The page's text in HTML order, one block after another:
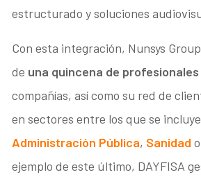
estructurado y soluciones
Con esta integración, Nunsys
de una quincena de profesionales
compañías, así como su red de
en sectores entre los que se
Administración Pública, Sanidad o
ejemplo de este último, DAYFISA